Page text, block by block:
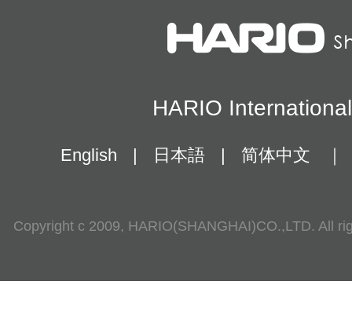
HARIO
English 日本語 简体中文
Copyright c 2009, HARIO(SHANGHAI)CO.,LTD. All